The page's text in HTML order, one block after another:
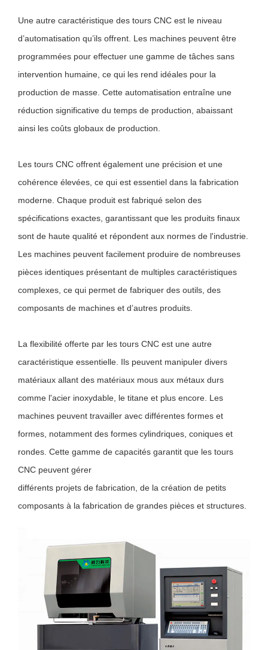
Une autre caractéristique des tours CNC est le niveau
d’automatisation qu’ils offrent. Les machines peuvent être
programmées pour effectuer une gamme de tâches sans
intervention humaine, ce qui les rend idéales pour la
production de masse. Cette automatisation entraîne une
réduction significative du temps de production, abaissant
ainsi les coûts globaux de production.
Les tours CNC offrent également une précision et une
cohérence élevées, ce qui est essentiel dans la fabrication
moderne. Chaque produit est fabriqué selon des
spécifications exactes, garantissant que les produits finaux
sont de haute qualité et répondent aux normes de l'industrie.
Les machines peuvent facilement produire de nombreuses
pièces identiques présentant de multiples caractéristiques
complexes, ce qui permet de fabriquer des outils, des
composants de machines et d’autres produits.
La flexibilité offerte par les tours CNC est une autre
caractéristique essentielle. Ils peuvent manipuler divers
matériaux allant des matériaux mous aux métaux durs
comme l'acier inoxydable, le titane et plus encore. Les
machines peuvent travailler avec différentes formes et
formes, notamment des formes cylindriques, coniques et
rondes. Cette gamme de capacités garantit que les tours
CNC peuvent gérer
différents projets de fabrication, de la création de petits
composants à la fabrication de grandes pièces et structures.